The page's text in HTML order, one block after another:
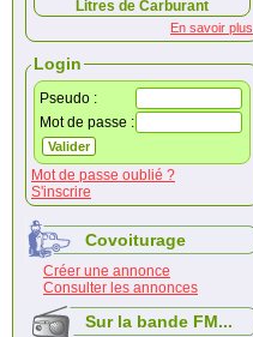
Litres de Carburant
En savoir plus
Login
Pseudo :
Mot de passe :
Mot de passe oublié ?
S'inscrire
Covoiturage
Créer une annonce
Consulter les annonces
Sur la bande FM...